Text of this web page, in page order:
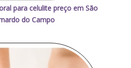
para celulite preço em São
do Campo